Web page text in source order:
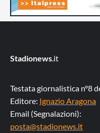
Stadionews.it
Testata giornalistica n°8
Editore: Ignazio Aragona
Email (Segnalazioni):
posta@stadionews.it